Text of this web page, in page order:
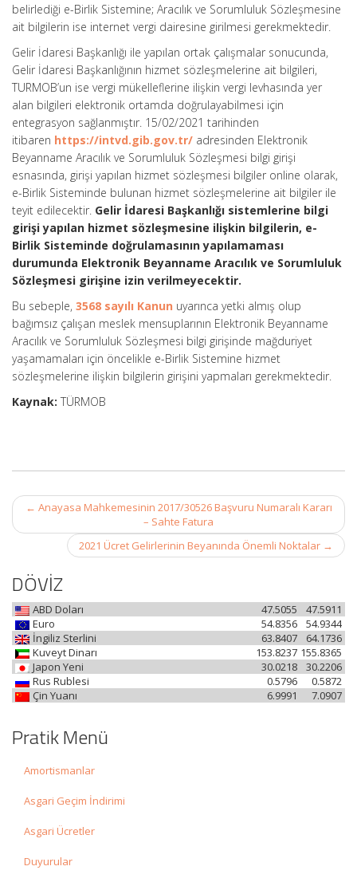
belirlediği e-Birlik Sistemine; Aracılık ve Sorumluluk Sözleşmesine
ait bilgilerin ise internet vergi dairesine girilmesi gerekmektedir.
Gelir İdaresi Başkanlığı ile yapılan ortak çalışmalar sonucunda,
Gelir İdaresi Başkanlığının hizmet sözleşmelerine ait bilgileri,
TURMOB’un ise vergi mükelleflerine ilişkin vergi levhasında yer
alan bilgileri elektronik ortamda doğrulayabilmesi için
entegrasyon sağlanmıştır. 15/02/2021 tarihinden
itibaren https://intvd.gib.gov.tr/ adresinden Elektronik
Beyanname Aracılık ve Sorumluluk Sözleşmesi bilgi girişi
esnasında, girişi yapılan hizmet sözleşmesi bilgiler online olarak,
e-Birlik Sisteminde bulunan hizmet sözleşmelerine ait bilgiler ile
teyit edilecektir. Gelir İdaresi Başkanlığı sistemlerine bilgi
girişi yapılan hizmet sözleşmesine ilişkin bilgilerin, e-
Birlik Sisteminde doğrulamasının yapılamaması
durumunda Elektronik Beyanname Aracılık ve Sorumluluk
Sözleşmesi girişine izin verilmeyecektir.
Bu sebeple, 3568 sayılı Kanun uyarınca yetki almış olup
bağımsız çalışan meslek mensuplarının Elektronik Beyanname
Aracılık ve Sorumluluk Sözleşmesi bilgi girişinde mağduriyet
yaşamamaları için öncelikle e-Birlik Sistemine hizmet
sözleşmelerine ilişkin bilgilerin girişini yapmaları gerekmektedir.
Kaynak: TÜRMOB
Post
navigation
← Anayasa Mahkemesinin 2017/30526 Başvuru Numaralı Kararı
– Sahte Fatura
2021 Ücret Gelirlerinin Beyanında Önemli Noktalar →
DÖVİZ
ABD Doları 47.5911
47.5055
Euro
54.9344
54.8356
İngiliz Sterlini
64.1736
63.8407
Kuveyt Dinarı
155.8365
153.8237
Japon Yeni
30.2206
30.0218
Rus Rublesi
0.5872
0.5796
Çin Yuanı
7.0907
6.9991
Pratik Menü
Amortismanlar
Asgari Geçim İndirimi
Asgari Ücretler
Duyurular